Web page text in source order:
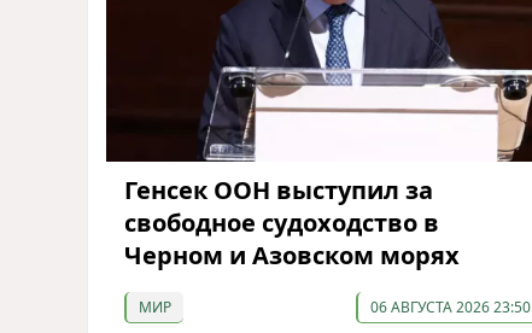
Генсек ООН выступил за
свободное судоходство в
Черном и Азовском морях
МИР 06 АВГУСТА 2026 23:50